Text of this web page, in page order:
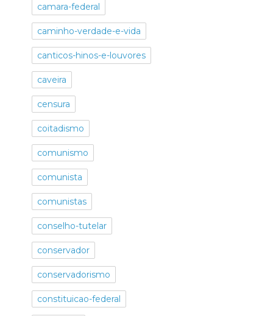
camara-federal
caminho-verdade-e-vida
canticos-hinos-e-louvores
caveira
censura
coitadismo
comunismo
comunista
comunistas
conselho-tutelar
conservador
conservadorismo
constituicao-federal